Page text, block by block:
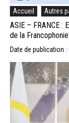
Accueil Autres
ASIE – FRANCE :
de la
Date de publication